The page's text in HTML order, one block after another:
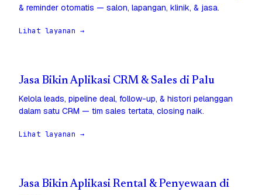
& reminder otomatis — salon, lapangan, klinik, & jasa.
Lihat layanan →
Jasa Bikin Aplikasi CRM & Sales di Palu
Kelola leads, pipeline deal, follow-up, & histori pelanggan
dalam satu CRM — tim sales tertata, closing naik.
Lihat layanan →
Jasa Bikin Aplikasi Rental & Penyewaan di